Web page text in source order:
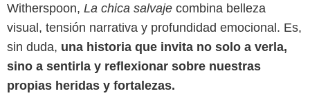
Witherspoon, La chica salvaje combina belleza
visual, tensión narrativa y profundidad emocional. Es,
sin duda, una historia que invita no solo a verla,
sino a sentirla y reflexionar sobre nuestras
propias heridas y fortalezas.